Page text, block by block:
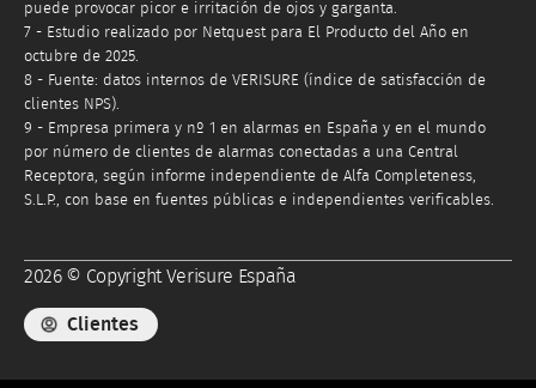
puede provocar picor e irritación de ojos y garganta.
7 - Estudio realizado por Netquest para El Producto del Año en
octubre de 2025.
8 - Fuente: datos internos de VERISURE (índice de satisfacción de
clientes NPS).
9 - Empresa primera y nº 1 en alarmas en España y en el mundo
por número de clientes de alarmas conectadas a una Central
Receptora, según informe independiente de Alfa Completeness,
S.L.P., con base en fuentes públicas e independientes verificables.
2026 © Copyright Verisure España
Clientes